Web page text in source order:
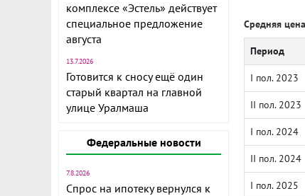
комплексе «Эстель» действует
специальное предложение
августа
13.7.2026
Готовится к сносу ещё один
старый квартал на главной
улице Уралмаша
Федеральные новости
7.8.2026
Спрос на ипотеку вернулся к
Средняя
Период
I пол. 2023
II пол. 2023
I пол. 2024
II пол. 2024
I пол. 2025